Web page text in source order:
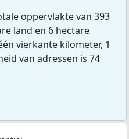
oppervlakte van 393
land en 6 hectare
vierkante kilometer, 1
van adressen is 74